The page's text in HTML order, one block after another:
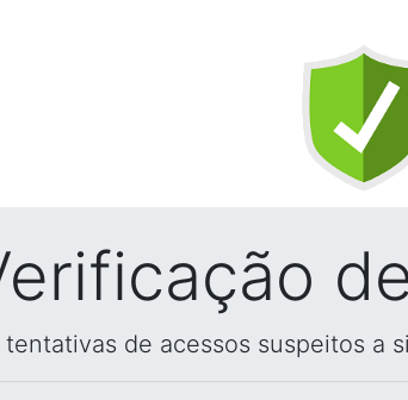
de acessos suspeitos a